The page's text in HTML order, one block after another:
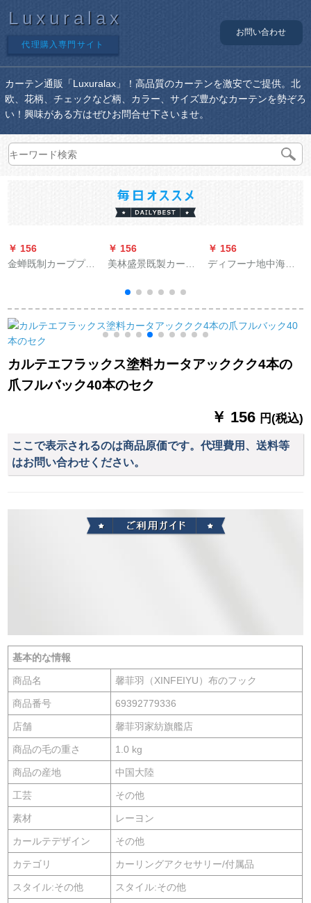
Luxuralax
代理購入専門サイト
お問い合わせ
カーテン通販「Luxuralax」！高品質のカーテンを激安でご提供。北
欧、花柄、チェックなど柄、カラー、サイズ豊かなカーテンを勢ぞろ
い！興味がある方はぜひお問合せ下さいませ。
￥ 156
金蝉既制カーププロ
天青-打孔1メトル用
料格(无料加工)は何メ
トル必要ですか？
￥ 156
美林盛景既製カーン
1838-十字麻紗打孔加
工(ナノリング送り)/
一メートル価格格
￥ 156
ディフーナ地中海カ
完全遮光布-フルック
既製カーン幅1.9*2.7
カルテエフラックス塗料カータアッククク4本の
爪フルバック40本のセク
￥ 156 円(税込)
ここで表示されるのは商品原価です。代理費用、送料等
はお問い合わせください。
基本的な情報
商品名 馨菲羽（XINFEIYU）布のフック
商品番号 69392779336
店舗 馨菲羽家紡旗艦店
商品の毛の重さ 1.0 kg
商品の産地 中国大陸
工芸 その他
素材 レーヨン
カールテデザイン その他
カテゴリ カーリングアクセサリー/付属品
スタイル:その他 スタイル:その他